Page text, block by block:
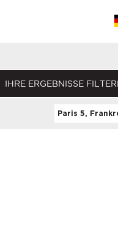
IHRE ERGEBNISSE
Paris 5,